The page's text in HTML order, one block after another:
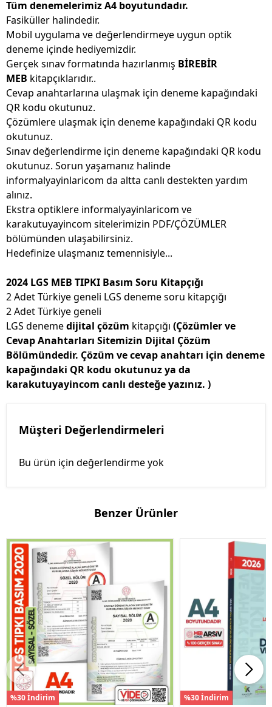
Tüm denemelerimiz A4 boyutundadır.
Fasiküller halindedir.
Mobil uygulama ve değerlendirmeye uygun optik
deneme içinde hediyemizdir.
Gerçek sınav formatında hazırlanmış BİREBİR
MEB kitapçıklarıdır..
Cevap anahtarlarına ulaşmak için deneme kapağındaki
QR kodu okutunuz.
Çözümlere ulaşmak için deneme kapağındaki QR kodu
okutunuz.
Sınav değerlendirme için deneme kapağındaki QR kodu
okutunuz. Sorun yaşamanız halinde
informalyayinlaricom da altta canlı destekten yardım
alınız.
Ekstra optiklere informalyayinlaricom ve
karakutuyayincom sitelerimizin PDF/ÇÖZÜMLER
bölümünden ulaşabilirsiniz.
Hedefinize ulaşmanız temennisiyle...
2024 LGS MEB TIPKI Basım Soru Kitapçığı
2 Adet Türkiye geneli LGS deneme soru kitapçığı
2 Adet Türkiye geneli
LGS denemedijital çözüm kitapçığı (Çözümler ve
Cevap Anahtarları Sitemizin Dijital Çözüm
Bölümündedir. Çözüm ve cevap anahtarı için deneme
kapağındaki QR kodu okutunuz ya da
karakutuyayincom canlı desteğe yazınız. )
Müşteri Değerlendirmeleri
Bu ürün için değerlendirme yok
Benzer Ürünler
%30 İndirim %30 İndirim